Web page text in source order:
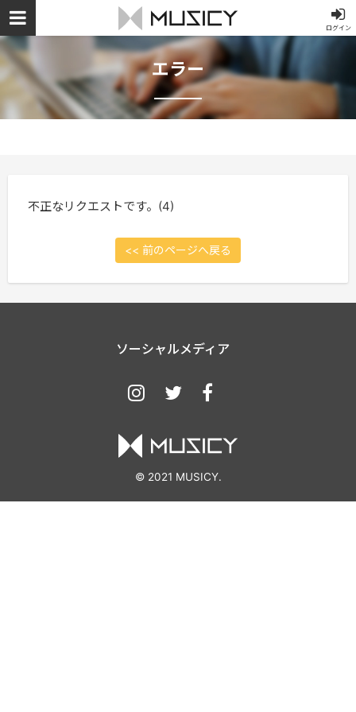
ログイン
エラー
不正なリクエストです。(4)
<< 前のページへ戻る
ソーシャルメディア
© 2021 MUSICY.